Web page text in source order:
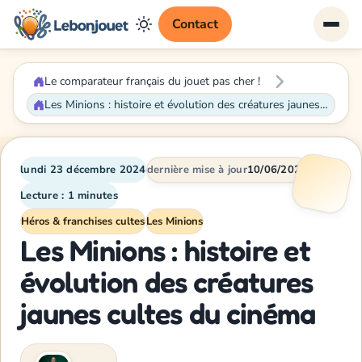
Contact
Le comparateur français du jouet pas cher !
Les Minions : histoire et évolution des créatures jaunes cultes du cinéma
lundi 23 décembre 2024dernière mise à jour10/06/2026
Lecture : 1 minutes
Héros & franchises cultesLes Minions
Les Minions : histoire et
évolution des créatures
jaunes cultes du cinéma